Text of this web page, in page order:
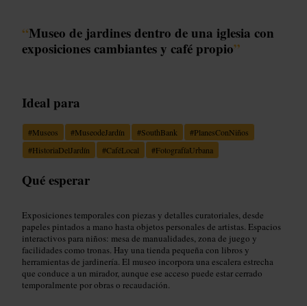
“Museo de jardines dentro de una iglesia con
exposiciones cambiantes y café propio”
Ideal para
#Museos #MuseodeJardín #SouthBank #PlanesConNiños
#HistoriaDelJardín #CaféLocal #FotografíaUrbana
Qué esperar
Exposiciones temporales con piezas y detalles curatoriales, desde
papeles pintados a mano hasta objetos personales de artistas. Espacios
interactivos para niños: mesa de manualidades, zona de juego y
facilidades como tronas. Hay una tienda pequeña con libros y
herramientas de jardinería. El museo incorpora una escalera estrecha
que conduce a un mirador, aunque ese acceso puede estar cerrado
temporalmente por obras o recaudación.